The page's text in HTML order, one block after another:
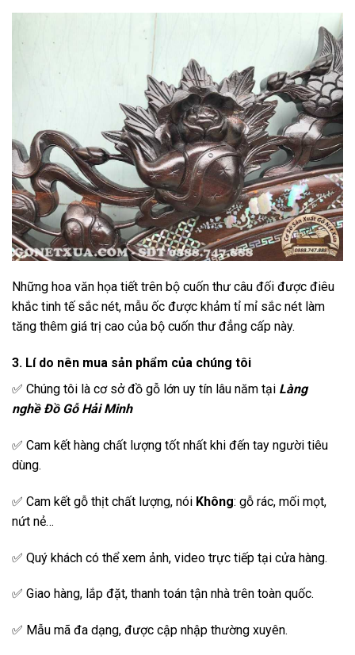
Những hoa văn họa tiết trên bộ cuốn thư câu đối được điêu
khắc tinh tế sắc nét, mẫu ốc được khảm tỉ mỉ sắc nét làm
tăng thêm giá trị cao của bộ cuốn thư đẳng cấp này.
3. Lí do nên mua sản phẩm của chúng tôi
✅ Chúng tôi là cơ sở đồ gỗ lớn uy tín lâu năm tại Làng
nghề ĐồGỗHải Minh
✅ Cam kết hàng chất lượng tốt nhất khi đến tay người tiêu
dùng.
✅ Cam kết gỗ thịt chất lượng, nói Không: gỗ rác, mối mọt,
nứt nẻ…
✅ Quý khách có thể xem ảnh, video trực tiếp tại cửa hàng.
✅ Giao hàng, lắp đặt, thanh toán tận nhà trên toàn quốc.
✅ Mẫu mã đa dạng, được cập nhập thường xuyên.